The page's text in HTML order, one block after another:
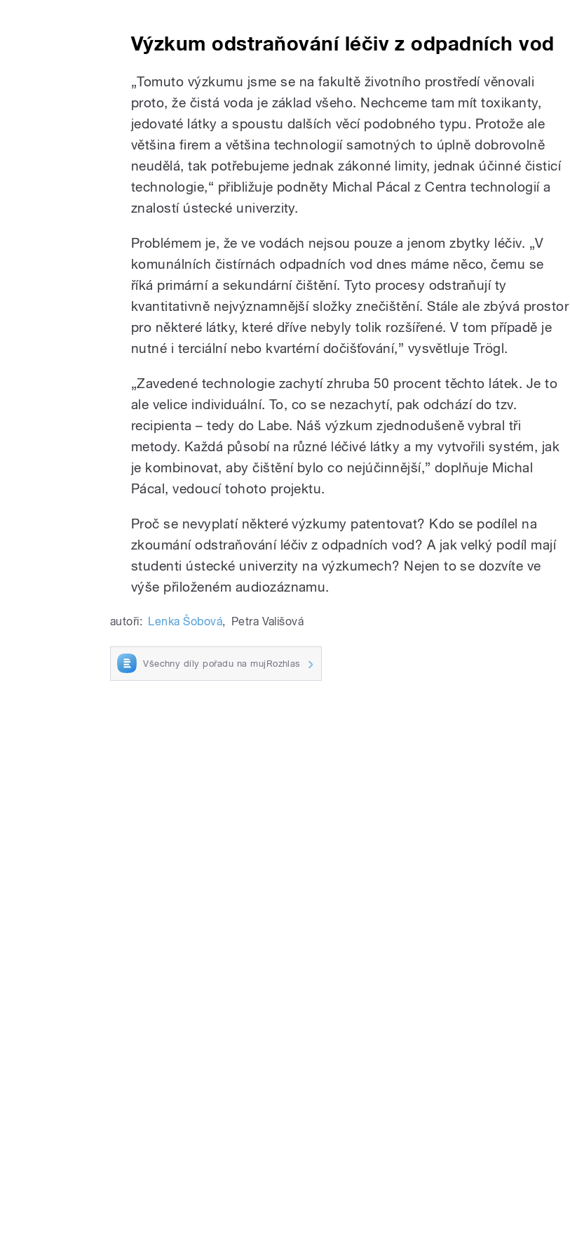
Výzkum odstraňování léčiv z odpadních vod
„Tomuto výzkumu jsme se na fakultě životního prostředí věnovali
proto, že čistá voda je základ všeho. Nechceme tam mít toxikanty,
jedovaté látky a spoustu dalších věcí podobného typu. Protože ale
většina firem a většina technologií samotných to úplně dobrovolně
neudělá, tak potřebujeme jednak zákonné limity, jednak účinné čisticí
technologie,“ přibližuje podněty Michal Pácal z Centra technologií a
znalostí ústecké univerzity.
Problémem je, že ve vodách nejsou pouze a jenom zbytky léčiv. „V
komunálních čistírnách odpadních vod dnes máme něco, čemu se
říká primární a sekundární čištění. Tyto procesy odstraňují ty
kvantitativně nejvýznamnější složky znečištění. Stále ale zbývá prostor
pro některé látky, které dříve nebyly tolik rozšířené. V tom případě je
nutné i terciální nebo kvartérní dočišťování,” vysvětluje Trögl.
„Zavedené technologie zachytí zhruba 50 procent těchto látek. Je to
ale velice individuální. To, co se nezachytí, pak odchází do tzv.
recipienta – tedy do Labe. Náš výzkum zjednodušeně vybral tři
metody. Každá působí na různé léčivé látky a my vytvořili systém, jak
je kombinovat, aby čištění bylo co nejúčinnější,” doplňuje Michal
Pácal, vedoucí tohoto projektu.
Proč se nevyplatí některé výzkumy patentovat? Kdo se podílel na
zkoumání odstraňování léčiv z odpadních vod? A jak velký podíl mají
studenti ústecké univerzity na výzkumech? Nejen to se dozvíte ve
výše přiloženém audiozáznamu.
autoři: Lenka Šobová, Petra Vališová
Všechny díly pořadu na mujRozhlas